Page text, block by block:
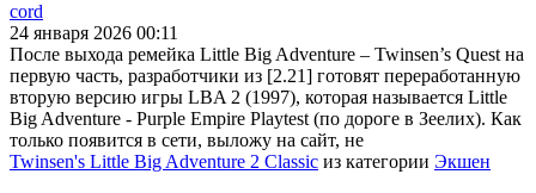
cord
24 января 2026 00:11
После выхода ремейка Little Big Adventure – Twinsen’s Quest на
первую часть, разработчики из [2.21] готовят переработанную
вторую версию игры LBA 2 (1997), которая называется Little
Big Adventure - Purple Empire Playtest (по дороге в Зеелих). Как
только появится в сети, выложу на сайт, не
Twinsen's Little Big Adventure 2 Classic из категории Экшен